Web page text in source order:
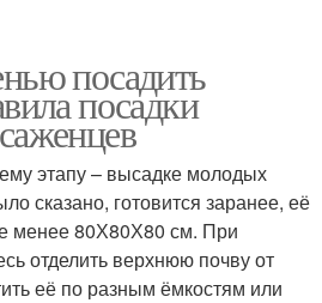
посадить
посадки
этапу – высадке молодых
сказано, готовится заранее, её
менее 80Х80Х80 см. При
отделить верхнюю почву от
её по разным ёмкостям или